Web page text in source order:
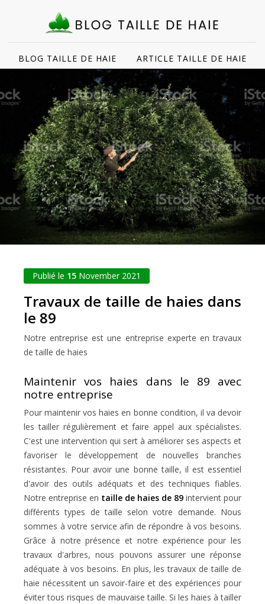
BLOG TAILLE DE HAIE ARTICLE TAILLE DE HAIE
Publié le 15 November 2021
Travaux de taille de haies dans
le 89
Notre entreprise est une entreprise experte en travaux
de taille de haies
Maintenir vos haies dans le 89 avec
notre entreprise
Pour maintenir vos haies en bonne condition, il va devoir
les tailler régulièrement et faire appel aux spécialistes.
C'est une intervention qui sert à améliorer ses aspects et
favoriser le développement de nouvelles branches
résistantes. Pour avoir une bonne taille, il est essentiel
d'avoir des outils adéquats et des techniques fiables.
Notre entreprise en taille de haies de 89 intervient pour
différents types de taille selon votre demande. Nous
sommes à votre service afin de répondre à vos besoins.
Grâce à notre présence et notre expérience pour les
travaux d'arbres, nous pouvons assurer une réponse
adéquate à vos besoins. En plus, les travaux de taille de
haie nécessitent un savoir-faire et des expériences pour
éviter tous risques de mauvaise taille. Si les haies à tailler